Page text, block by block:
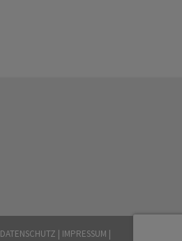
DATENSCHUTZ | IMPRESSUM |